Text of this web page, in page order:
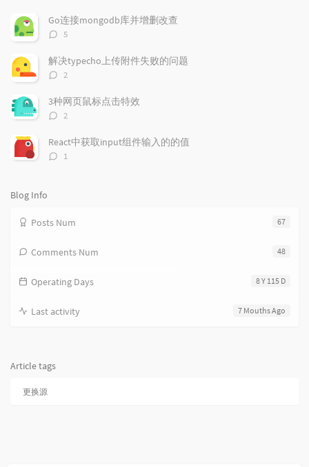
a
r
r
t
c
l
s
t
m
数：
Go连接mongodb库并增删改查
评
数：
5
解决typecho上传附件失败的问题
评
数：
2
3种网页鼠标点击特效
评
数：
2
React中获取input组件输入的的值
评1
Blog Info
67
Posts Num
48
Comments Num
8 Y 115 D
Operating Days
7 Mouths Ago
Last activity
Article tags
更换源